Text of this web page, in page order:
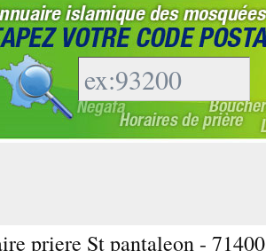
priere St pantaleon - 71400